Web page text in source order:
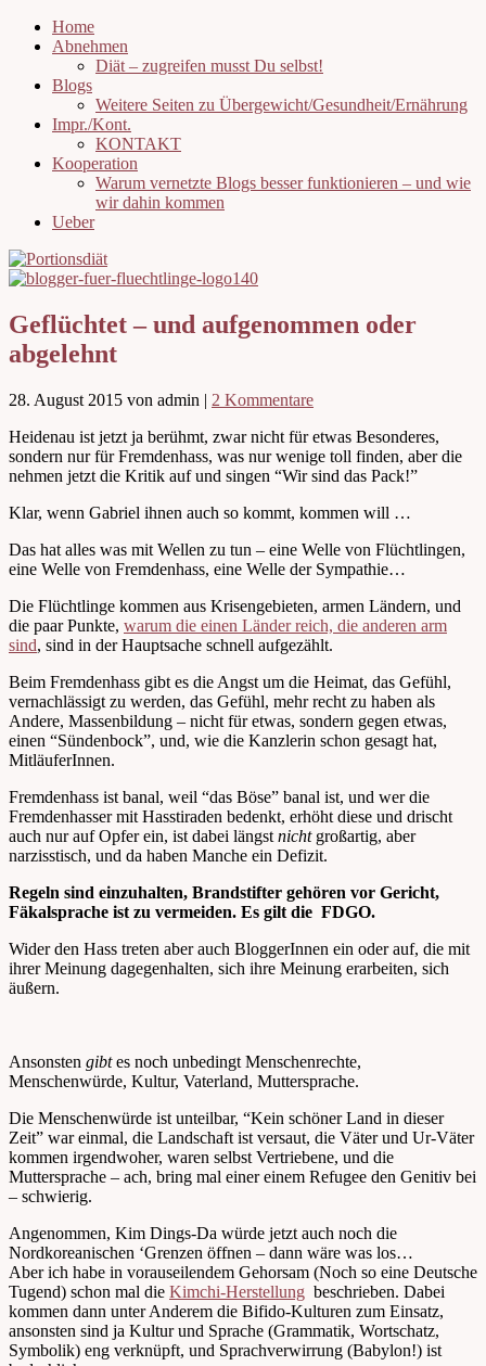
Home
Abnehmen
Diät – zugreifen musst Du selbst!
Blogs
Weitere Seiten zu Übergewicht/Gesundheit/Ernährung
Impr./Kont.
KONTAKT
Kooperation
Warum vernetzte Blogs besser funktionieren – und wie
wir dahin kommen
Ueber
Geflüchtet – und aufgenommen oder
abgelehnt
28. August 2015 von admin | 2 Kommentare
Heidenau ist jetzt ja berühmt, zwar nicht für etwas Besonderes,
sondern nur für Fremdenhass, was nur wenige toll finden, aber die
nehmen jetzt die Kritik auf und singen “Wir sind das Pack!”
Klar, wenn Gabriel ihnen auch so kommt, kommen will …
Das hat alles was mit Wellen zu tun – eine Welle von Flüchtlingen,
eine Welle von Fremdenhass, eine Welle der Sympathie…
Die Flüchtlinge kommen aus Krisengebieten, armen Ländern, und
die paar Punkte, warum die einen Länder reich, die anderen arm
sind, sind in der Hauptsache schnell aufgezählt.
Beim Fremdenhass gibt es die Angst um die Heimat, das Gefühl,
vernachlässigt zu werden, das Gefühl, mehr recht zu haben als
Andere, Massenbildung – nicht für etwas, sondern gegen etwas,
einen “Sündenbock”, und, wie die Kanzlerin schon gesagt hat,
MitläuferInnen.
Fremdenhass ist banal, weil “das Böse” banal ist, und wer die
Fremdenhasser mit Hasstiraden bedenkt, erhöht diese und drischt
auch nur auf Opfer ein, ist dabei längst nichtgroßartig, aber
narzisstisch, und da haben Manche ein Defizit.
Regeln sind einzuhalten, Brandstifter gehören vor Gericht,
Fäkalsprache ist zu vermeiden. Es gilt die FDGO.
Wider den Hass treten aber auch BloggerInnen ein oder auf, die mit
ihrer Meinung dagegenhalten, sich ihre Meinung erarbeiten, sich
äußern.
Ansonsten gibtes noch unbedingt Menschenrechte,
Menschenwürde, Kultur, Vaterland, Muttersprache.
Die Menschenwürde ist unteilbar, “Kein schöner Land in dieser
Zeit” war einmal, die Landschaft ist versaut, die Väter und Ur-Väter
kommen irgendwoher, waren selbst Vertriebene, und die
Muttersprache – ach, bring mal einer einem Refugee den Genitiv bei
– schwierig.
Angenommen, Kim Dings-Da würde jetzt auch noch die
Nordkoreanischen ‘Grenzen öffnen – dann wäre was los…
Aber ich habe in vorauseilendem Gehorsam (Noch so eine Deutsche
Tugend) schon mal die Kimchi-Herstellung beschrieben. Dabei
kommen dann unter Anderem die Bifido-Kulturen zum Einsatz,
ansonsten sind ja Kultur und Sprache (Grammatik, Wortschatz,
Symbolik) eng verknüpft, und Sprachverwirrung (Babylon!) ist